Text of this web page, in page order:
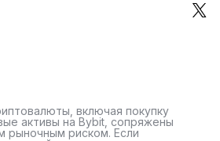
включая покупку
активы на Bybit, сопряжены
рыночным риском. Если